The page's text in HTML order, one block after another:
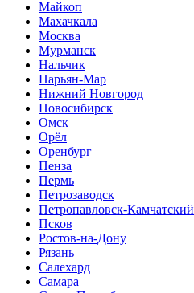
Майкоп
Махачкала
Москва
Мурманск
Нальчик
Нарьян-Мар
Нижний Новгород
Новосибирск
Омск
Орёл
Оренбург
Пенза
Пермь
Петрозаводск
Петропавловск-Камчатский
Псков
Ростов-на-Дону
Рязань
Салехард
Самара